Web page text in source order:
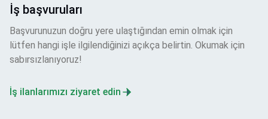
İş başvuruları
Başvurunuzun doğru yere ulaştığından emin olmak için
lütfen hangi işle ilgilendiğinizi açıkça belirtin. Okumak için
sabırsızlanıyoruz!
İş ilanlarımızı ziyaret edin